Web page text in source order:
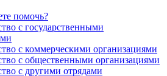
помочь?
с государственными
с коммерческими организациями
с общественными организациями
с другими отрядами